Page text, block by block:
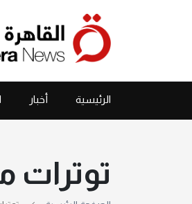
الرئيسية أخبار
توترات